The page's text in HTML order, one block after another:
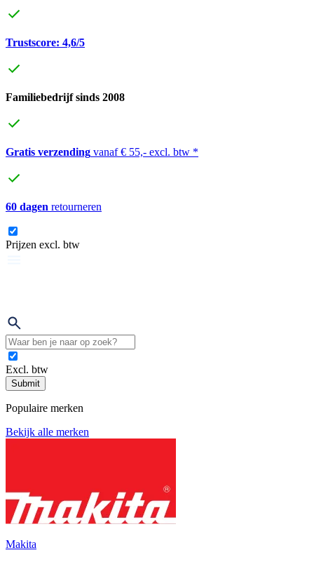
Trustscore: 4,6/5
Familiebedrijf sinds 2008
Gratis verzending vanaf € 55,- excl. btw *
60 dagen retourneren
Prijzen excl. btw
Excl. btw
Submit
Populaire merken
Bekijk alle merken
Makita